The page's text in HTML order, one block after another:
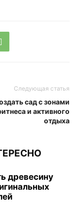
Следующая статья
сад с зонами
и активного
отдыха
древесину